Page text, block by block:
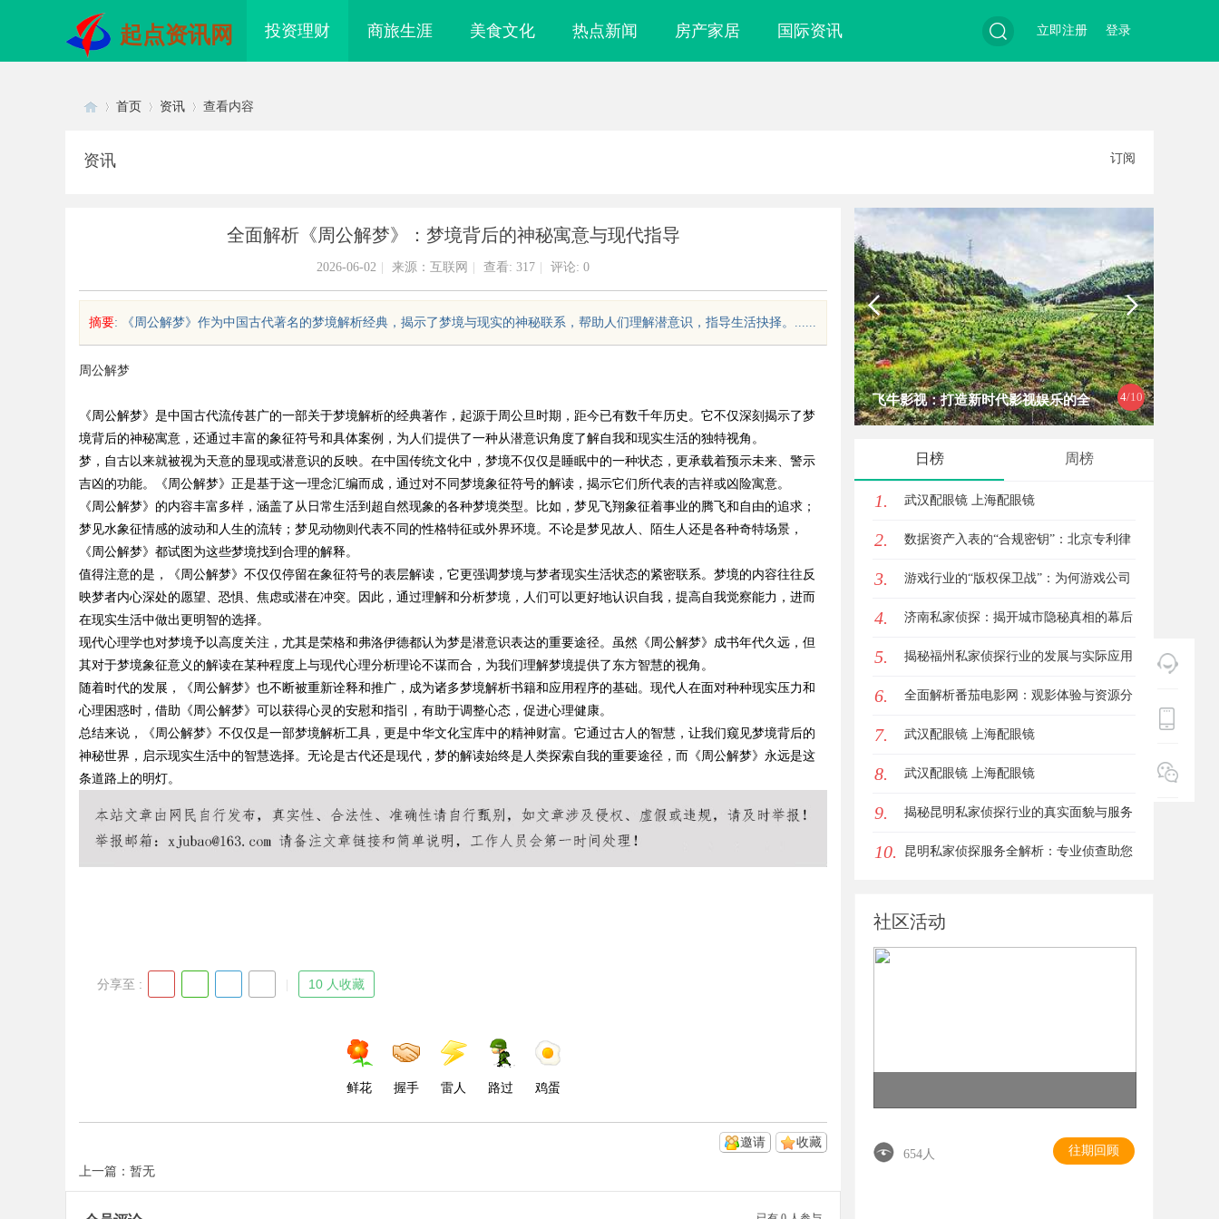
起点资讯网 投资理财 商旅生涯 美食文化 热点新闻 房产家居 国际资讯 登录
立即注册
sc
uz
!
首页 资讯 查看内容
资讯 订阅
全面解析《周公解梦》：梦境背后的神秘寓意与现代指导
2026-06-02 来源：互联网 查看: 317 评论: 0
摘要: 《周公解梦》作为中国古代著名的梦境解析经典，揭示了梦境与现实的神秘联系，帮助人们理解潜意识，指导生活抉择。......
周公解梦
《周公解梦》是中国古代流传甚广的一部关于梦境解析的经典著作，起源于周公旦时期，距今已有数千年历史。它不仅深刻揭示了梦
境背后的神秘寓意，还通过丰富的象征符号和具体案例，为人们提供了一种从潜意识角度了解自我和现实生活的独特视角。
梦，自古以来就被视为天意的显现或潜意识的反映。在中国传统文化中，梦境不仅仅是睡眠中的一种状态，更承载着预示未来、警示
吉凶的功能。《周公解梦》正是基于这一理念汇编而成，通过对不同梦境象征符号的解读，揭示它们所代表的吉祥或凶险寓意。
《周公解梦》的内容丰富多样，涵盖了从日常生活到超自然现象的各种梦境类型。比如，梦见飞翔象征着事业的腾飞和自由的追求；
梦见水象征情感的波动和人生的流转；梦见动物则代表不同的性格特征或外界环境。不论是梦见故人、陌生人还是各种奇特场景，
《周公解梦》都试图为这些梦境找到合理的解释。
值得注意的是，《周公解梦》不仅仅停留在象征符号的表层解读，它更强调梦境与梦者现实生活状态的紧密联系。梦境的内容往往反
映梦者内心深处的愿望、恐惧、焦虑或潜在冲突。因此，通过理解和分析梦境，人们可以更好地认识自我，提高自我觉察能力，进而
在现实生活中做出更明智的选择。
现代心理学也对梦境予以高度关注，尤其是荣格和弗洛伊德都认为梦是潜意识表达的重要途径。虽然《周公解梦》成书年代久远，但
其对于梦境象征意义的解读在某种程度上与现代心理分析理论不谋而合，为我们理解梦境提供了东方智慧的视角。
随着时代的发展，《周公解梦》也不断被重新诠释和推广，成为诸多梦境解析书籍和应用程序的基础。现代人在面对种种现实压力和
心理困惑时，借助《周公解梦》可以获得心灵的安慰和指引，有助于调整心态，促进心理健康。
总结来说，《周公解梦》不仅仅是一部梦境解析工具，更是中华文化宝库中的精神财富。它通过古人的智慧，让我们窥见梦境背后的
神秘世界，启示现实生活中的智慧选择。无论是古代还是现代，梦的解读始终是人类探索自我的重要途径，而《周公解梦》永远是这
条道路上的明灯。
分享至 : 10 人收藏
鲜花 握手 雷人 路过 鸡蛋
收藏
邀请
上一篇：暂无
5/10
代平台 新体验平台
麻花影视：打造中国喜剧影视新高地
日榜 周榜
1. 武汉配眼镜 上海配眼镜
2. 数据资产入表的“合规密钥”：北京专利律
师如何为数据知识产权登记扫清障碍
3. 游戏行业的“版权保卫战”：为何游戏公司
离不开版权律师
4. 济南私家侦探：揭开城市隐秘真相的幕后
英雄
5. 揭秘福州私家侦探行业的发展与实际应用
全解析
6. 全面解析番茄电影网：观影体验与资源分
享的优质平台
7. 武汉配眼镜 上海配眼镜
8. 武汉配眼镜 上海配眼镜
9. 揭秘昆明私家侦探行业的真实面貌与服务
价值
10. 昆明私家侦探服务全解析：专业侦查助您
社区活动
654人 往期回顾